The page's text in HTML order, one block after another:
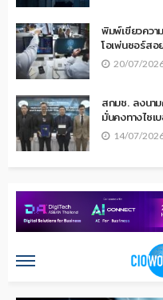
พิมพ์เขียวคว
โอเพ่นซอร์สอ
20/07/
สกมช. ลงนา
มั่นคงทางไซเ
14/07/